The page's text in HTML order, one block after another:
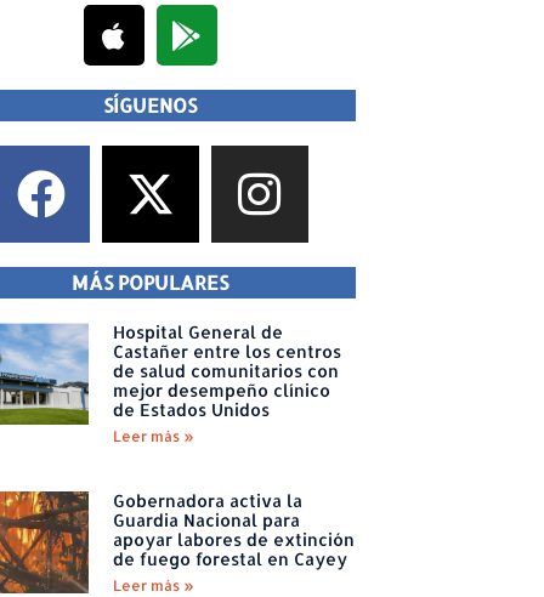
SÍGUENOS
MÁS POPULARES
Hospital General de
Castañer entre los centros
de salud comunitarios con
mejor desempeño clínico
de Estados Unidos
Leer más »
Gobernadora activa la
Guardia Nacional para
apoyar labores de extinción
de fuego forestal en Cayey
Leer más »